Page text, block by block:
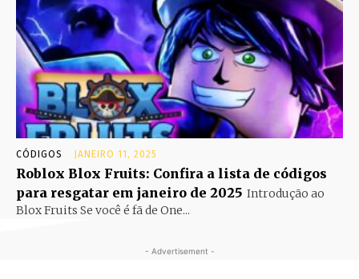
CÓDIGOS JANEIRO 11, 2025
Roblox Blox Fruits: Confira a lista de códigos
para resgatar em janeiro de 2025 Introdução ao
Blox Fruits Se você é fã de One...
- Advertisement -